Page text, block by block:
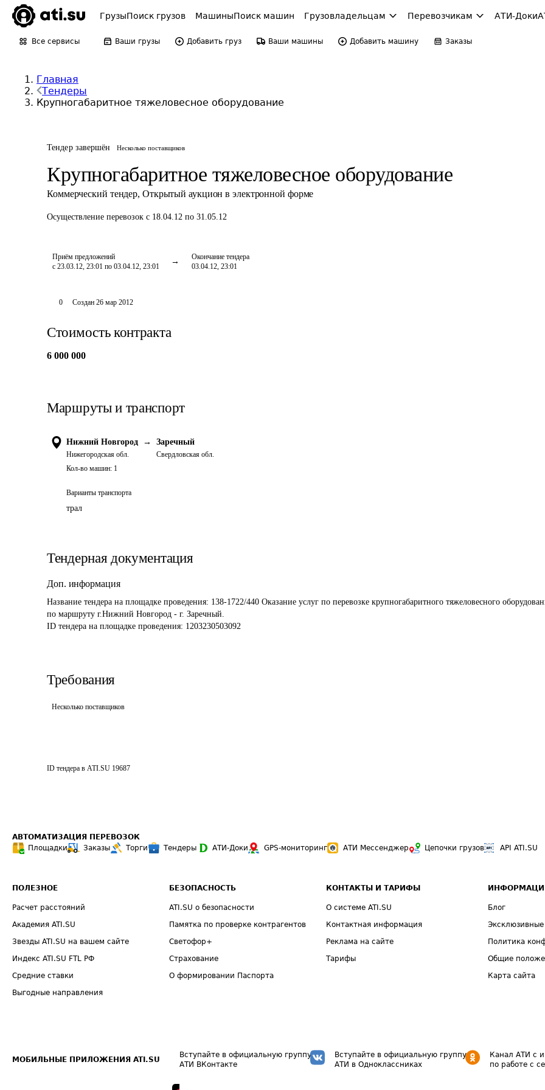
ГрузыПоиск грузов МашиныПоиск машин Грузовладельцам Перевозчикам АТИ-Доки
Все сервисы Ваши грузы Добавить груз Ваши машины Добавить машину Заказы
Главная
Тендеры
Крупногабаритное тяжеловесное оборудование
Тендер завершён Несколько поставщиков
Крупногабаритное тяжеловесное оборудование
Коммерческий тендер, Открытый аукцион в электронной форме
Осуществление перевозок с 18.04.12 по 31.05.12
Приём предложений
с 23.03.12, 23:01 по 03.04.12, 23:01
Окончание тендера
03.04.12, 23:01
0 Создан 26 мар 2012
Стоимость контракта
6 000 000
Маршруты и транспорт
Нижний Новгород →
Нижегородская обл.
Заречный
Свердловская обл.
Кол-во машин: 1
Варианты транспорта
трал
Тендерная документация
Доп. информация
Название тендера на площадке проведения: 138-1722/440 Оказание услуг по перевозке крупногабаритного тяжеловесного
по маршруту г.Нижний Новгород - г. Заречный.
ID тендера на площадке проведения: 1203230503092
Требования
Несколько поставщиков
ID тендера в ATI.SU 19687
АВТОМАТИЗАЦИЯ ПЕРЕВОЗОК
Площадки
Заказы Торги Тендеры АТИ-Доки GPS-мониторинг АТИ Мессенджер Цепочки грузов API ATI.SU
ПОЛЕЗНОЕ
Расчет расстояний
Академия ATI.SU
Звезды ATI.SU на вашем сайте
Индекс ATI.SU FTL РФ
Средние ставки
Выгодные направления
БЕЗОПАСНОСТЬ
ATI.SU о безопасности
Памятка по проверке контрагентов
Светофор+
Страхование
О формировании Паспорта
КОНТАКТЫ И ТАРИФЫ
О системе ATI.SU
Контактная информация
Реклама на сайте
Тарифы
Блог
Политика
Общие
Карта сайта
МОБИЛЬНЫЕ ПРИЛОЖЕНИЯ ATI.SU
Вступайте в официальную группу
АТИ ВКонтакте
Вступайте в официальную группу
АТИ в Одноклассниках
Канал АТИ с
по работе с